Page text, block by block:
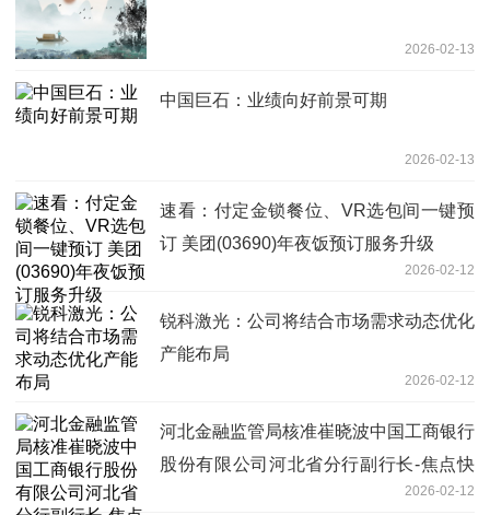
2026-02-13
中国巨石：业绩向好前景可期
2026-02-13
速看：付定金锁餐位、VR选包间一键预
订 美团(03690)年夜饭预订服务升级
2026-02-12
锐科激光：公司将结合市场需求动态优化
产能布局
2026-02-12
河北金融监管局核准崔晓波中国工商银行
股份有限公司河北省分行副行长-焦点快
2026-02-12